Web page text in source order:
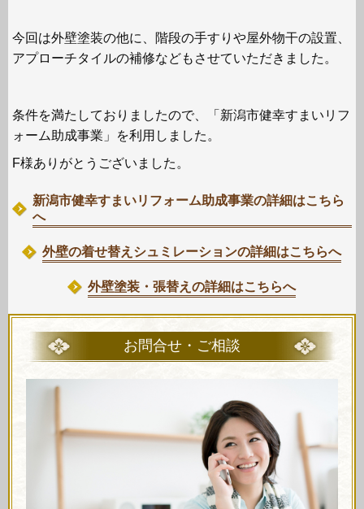
今回は外壁塗装の他に、階段の手すりや屋外物干の設置、
アプローチタイルの補修などもさせていただきました。
条件を満たしておりましたので、「新潟市健幸すまいリフ
ォーム助成事業」を利用しました。
F様ありがとうございました。
新潟市健幸すまいリフォーム助成事業の詳細はこちら
へ
外壁の着せ替えシュミレーションの詳細はこちらへ
外壁塗装・張替えの詳細はこちらへ
お問合せ・ご相談